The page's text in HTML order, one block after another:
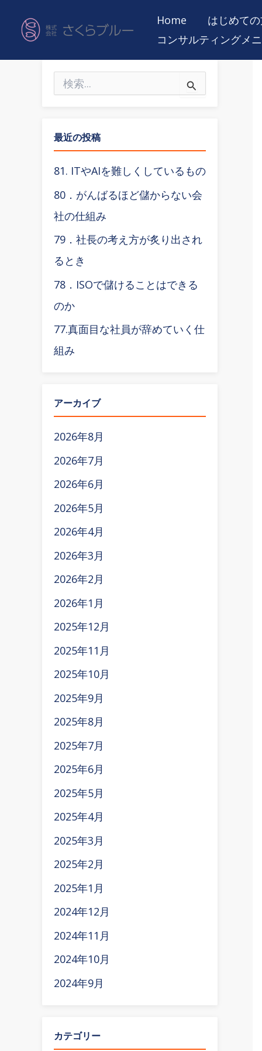
Home
はじめて
コンサルティングメ
索
最近の投稿
81. ITやAIを難しくしているもの
80．がんばるほど儲からない会
社の仕組み
79．社長の考え方が炙り出され
るとき
78．ISOで儲けることはできる
のか
77.真面目な社員が辞めていく仕
組み
アーカイブ
2026年8月
2026年7月
2026年6月
2026年5月
2026年4月
2026年3月
2026年2月
2026年1月
2025年12月
2025年11月
2025年10月
2025年9月
2025年8月
2025年7月
2025年6月
2025年5月
2025年4月
2025年3月
2025年2月
2025年1月
2024年12月
2024年11月
2024年10月
2024年9月
カテゴリー